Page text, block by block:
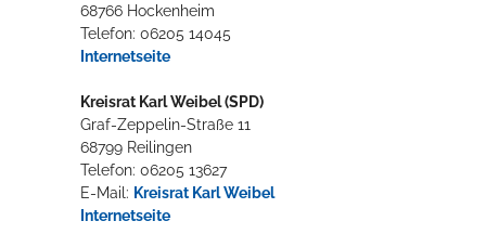
68766 Hockenheim
Telefon: 06205 14045
Internetseite
Kreisrat Karl Weibel (SPD)
Graf-Zeppelin-Straße 11
68799 Reilingen
Telefon: 06205 13627
E-Mail: Kreisrat Karl Weibel
Internetseite